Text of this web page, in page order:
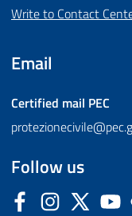
Write to Contact
Email
Certified mail PEC
Follow us
FacebookInstagram
Twitter